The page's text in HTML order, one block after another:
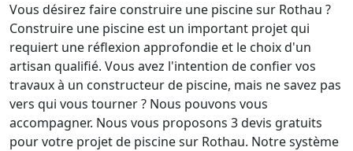
Vous désirez faire construire une piscine sur Rothau ?
Construire une piscine est un important projet qui
requiert une réflexion approfondie et le choix d'un
artisan qualifié. Vous avez l'intention de confier vos
travaux à un constructeur de piscine, mais ne savez pas
vers qui vous tourner ? Nous pouvons vous
accompagner. Nous vous proposons 3 devis gratuits
pour votre projet de piscine sur Rothau. Notre système